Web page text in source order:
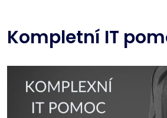
Kompletní IT